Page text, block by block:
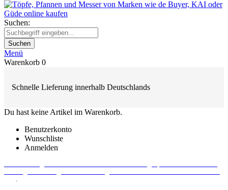
Suchen:
Suchen
Menü
Warenkorb 0
Schnelle Lieferung innerhalb Deutschlands
Du hast keine Artikel im Warenkorb.
Benutzerkonto
Wunschliste
Anmelden
.